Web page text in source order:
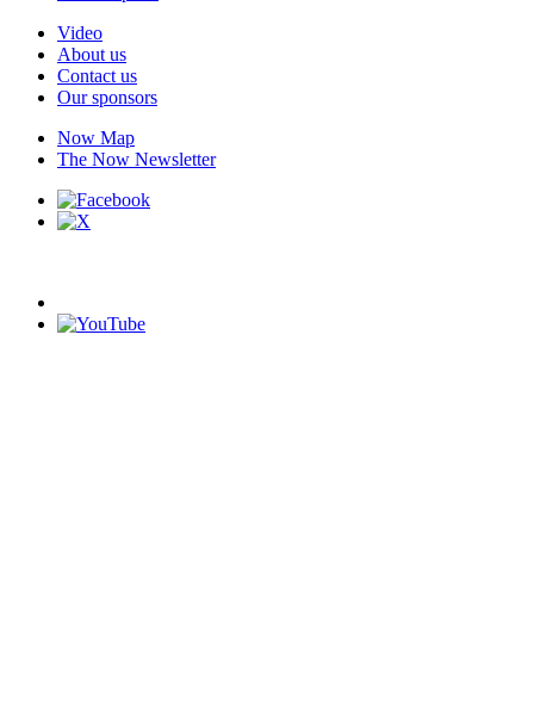
Video
About us
Contact us
Our sponsors
Now Map
The Now Newsletter